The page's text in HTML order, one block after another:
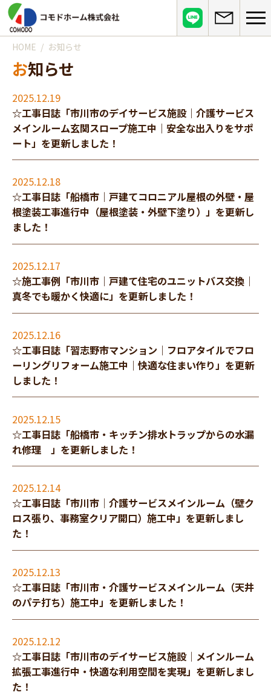
コモドホームについて
コモドホームの特長
リピート率70%超の理由
挑戦！地域No.1
施工事例
お客様の声
工事日記
実績マンションリスト
お役立ち情報
リフォームに役立つ情報
リフォームに必要な知識
リフォームにかかる費用
その他
リフォームの流れ
よくある質問
メディア紹介
介護保険適用の住宅改修について
インフォメーション
会社概要
政府や行政への登録情報
スタッフ紹介
職人募集
お問い合わせ
HOME お知らせ
お知らせ
2025.12.19
☆工事日誌「市川市のデイサービス施設｜介護サービス
メインルーム玄関スロープ施工中｜安全な出入りをサポ
ート」を更新しました！
2025.12.18
☆工事日誌「船橋市｜戸建てコロニアル屋根の外壁・屋
根塗装工事進行中（屋根塗装・外壁下塗り）」を更新し
ました！
2025.12.17
☆施工事例「市川市｜戸建て住宅のユニットバス交換｜
真冬でも暖かく快適に」を更新しました！
2025.12.16
☆工事日誌「習志野市マンション｜フロアタイルでフロ
ーリングリフォーム施工中｜快適な住まい作り」を更新
しました！
2025.12.15
☆工事日誌「船橋市・キッチン排水トラップからの水漏
れ修理 」を更新しました！
2025.12.14
☆工事日誌「市川市｜介護サービスメインルーム（壁ク
ロス張り、事務室クリア開口）施工中」を更新しまし
た！
2025.12.13
☆工事日誌「市川市・介護サービスメインルーム（天井
のパテ打ち）施工中」を更新しました！
2025.12.12
☆工事日誌「市川市のデイサービス施設｜メインルーム
拡張工事進行中・快適な利用空間を実現」を更新しまし
た！